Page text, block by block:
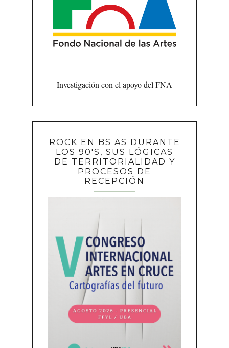
Investigación con el apoyo del FNA
ROCK EN BS AS DURANTE
LOS 90'S, SUS LÓGICAS
DE TERRITORIALIDAD Y
PROCESOS DE
RECEPCIÓN